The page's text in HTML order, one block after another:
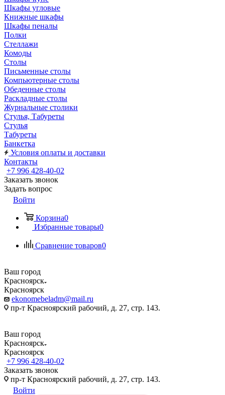
Шкафы угловые
Книжные шкафы
Шкафы пеналы
Полки
Стеллажи
Комоды
Столы
Письменные столы
Компьютерные столы
Обеденные столы
Раскладные столы
Журнальные столики
Стулья, Табуреты
Стулья
Табуреты
Банкетка
Условия оплаты и доставки
Контакты
+7 996 428-40-02
Заказать звонок
Задать вопрос
Войти
Корзина0
Избранные товары0
Сравнение товаров0
Ваш город
Красноярск
Красноярск
ekonomebeladm@mail.ru
пр-т Красноярский рабочий, д. 27, стр. 143.
Ваш город
Красноярск
Красноярск
+7 996 428-40-02
Заказать звонок
пр-т Красноярский рабочий, д. 27, стр. 143.
Войти